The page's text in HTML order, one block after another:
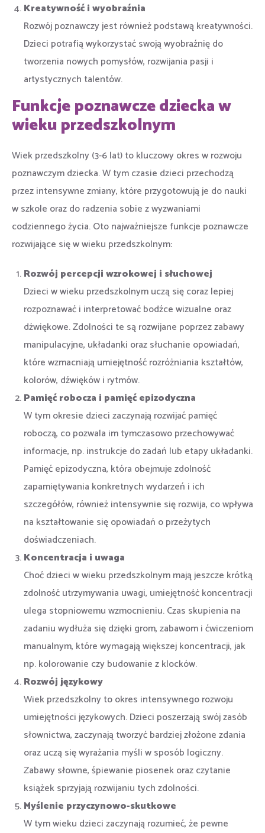
Kreatywność i wyobraźnia
Rozwój poznawczy jest również podstawą kreatywności.
Dzieci potrafią wykorzystać swoją wyobraźnię do
tworzenia nowych pomysłów, rozwijania pasji i
artystycznych talentów.
Funkcje poznawcze dziecka w
wieku przedszkolnym
Wiek przedszkolny (3-6 lat) to kluczowy okres w rozwoju
poznawczym dziecka. W tym czasie dzieci przechodzą
przez intensywne zmiany, które przygotowują je do nauki
w szkole oraz do radzenia sobie z wyzwaniami
codziennego życia. Oto najważniejsze funkcje poznawcze
rozwijające się w wieku przedszkolnym:
Rozwój percepcji wzrokowej i słuchowej
Dzieci w wieku przedszkolnym uczą się coraz lepiej
rozpoznawać i interpretować bodźce wizualne oraz
dźwiękowe. Zdolności te są rozwijane poprzez zabawy
manipulacyjne, układanki oraz słuchanie opowiadań,
które wzmacniają umiejętność rozróżniania kształtów,
kolorów, dźwięków i rytmów.
Pamięć robocza i pamięć epizodyczna
W tym okresie dzieci zaczynają rozwijać pamięć
roboczą, co pozwala im tymczasowo przechowywać
informacje, np. instrukcje do zadań lub etapy układanki.
Pamięć epizodyczna, która obejmuje zdolność
zapamiętywania konkretnych wydarzeń i ich
szczegółów, również intensywnie się rozwija, co wpływa
na kształtowanie się opowiadań o przeżytych
doświadczeniach.
Koncentracja i uwaga
Choć dzieci w wieku przedszkolnym mają jeszcze krótką
zdolność utrzymywania uwagi, umiejętność koncentracji
ulega stopniowemu wzmocnieniu. Czas skupienia na
zadaniu wydłuża się dzięki grom, zabawom i ćwiczeniom
manualnym, które wymagają większej koncentracji, jak
np. kolorowanie czy budowanie z klocków.
Rozwój językowy
Wiek przedszkolny to okres intensywnego rozwoju
umiejętności językowych. Dzieci poszerzają swój zasób
słownictwa, zaczynają tworzyć bardziej złożone zdania
oraz uczą się wyrażania myśli w sposób logiczny.
Zabawy słowne, śpiewanie piosenek oraz czytanie
książek sprzyjają rozwijaniu tych zdolności.
Myślenie przyczynowo-skutkowe
W tym wieku dzieci zaczynają rozumieć, że pewne